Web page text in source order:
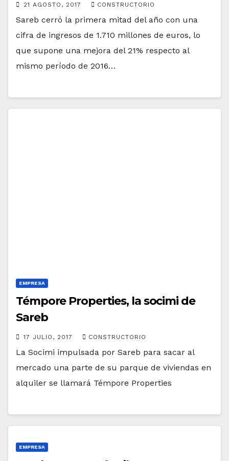
21 AGOSTO, 2017 CONSTRUCTORIO
Sareb cerró la primera mitad del año con una
cifra de ingresos de 1.710 millones de euros, lo
que supone una mejora del 21% respecto al
mismo período de 2016…
EMPRESA
Témpore Properties, la socimi de
Sareb
17 JULIO, 2017 CONSTRUCTORIO
La Socimi impulsada por Sareb para sacar al
mercado una parte de su parque de viviendas en
alquiler se llamará Témpore Properties
EMPRESA